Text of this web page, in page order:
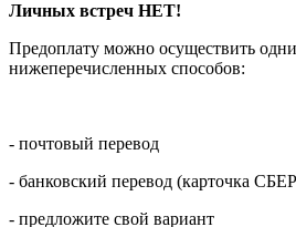
Личных встреч НЕТ!
Предоплату можно осуществить
нижеперечисленных способов:
- почтовый перевод
- банковский перевод (карточка
- предложите свой вариант